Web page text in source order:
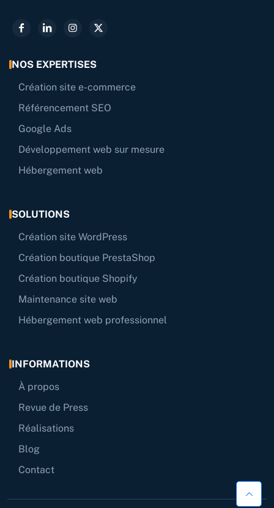
NOS EXPERTISES
Création site e-commerce
Référencement SEO
Google Ads
Développement web sur mesure
Hébergement web
SOLUTIONS
Création site WordPress
Création boutique PrestaShop
Création boutique Shopify
Maintenance site web
Hébergement web professionnel
INFORMATIONS
À propos
Revue de Press
Réalisations
Blog
Contact